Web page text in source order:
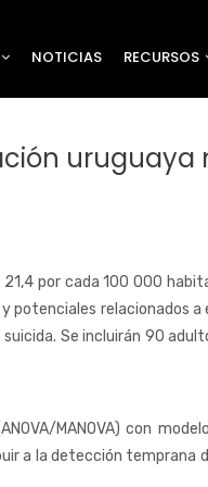
NOTICIAS RECURSOS
uruguaya
por cada 100 000
potenciales relacionados a
Se incluirán 90
MANOVA) con
a la detección temprana